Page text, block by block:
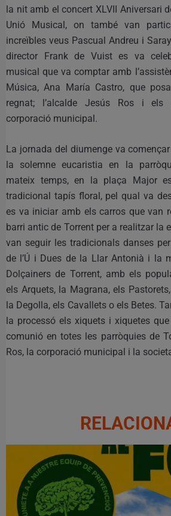
la nit amb el concert XLVII Aniversari
Unió Musical, on també van
increïbles veus Pascual Andreu i
director Frank de Vuist es va
musical que va comptar amb
Música, Ana María Castro, que
regnat; l’alcalde Jesús Ros i els
corporació municipal.
La jornada del diumenge va
la solemne eucaristia en la
mateix temps, en la plaça Major
tradicional tapís floral, pel qual va
es va iniciar amb els carros que van
barri antic de Torrent per a realitzar la
van seguir les tradicionals danses
de l’Ú i Dues de la Llar Antonià i la
Dolçainers de Torrent, amb els
els Arquets, la Magrana, els
la Degolla, els Cavallets o els Betes.
la processó els xiquets i xiquetes
comunió en totes les parròquies de
Ros, la corporació municipal i la